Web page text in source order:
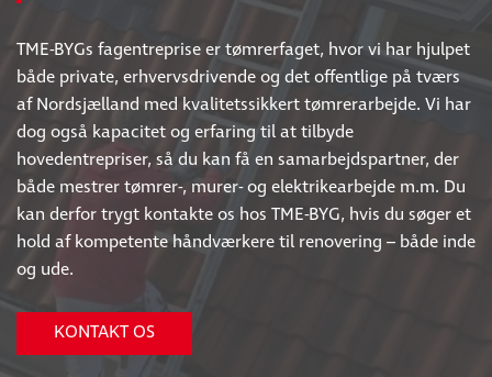
TME-BYGs fagentreprise er tømrerfaget, hvor vi har hjulpet
både private, erhvervsdrivende og det offentlige på tværs
af Nordsjælland med kvalitetssikkert tømrerarbejde. Vi har
dog også kapacitet og erfaring til at tilbyde
hovedentrepriser, så du kan få en samarbejdspartner, der
både mestrer tømrer-, murer- og elektrikearbejde m.m. Du
kan derfor trygt kontakte os hos TME-BYG, hvis du søger et
hold af kompetente håndværkere til renovering – både inde
og ude.
KONTAKT OS